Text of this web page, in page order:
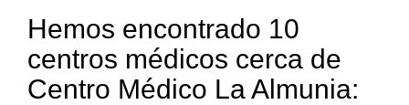
Hemos encontrado 10
centros médicos cerca de
Centro Médico La Almunia: